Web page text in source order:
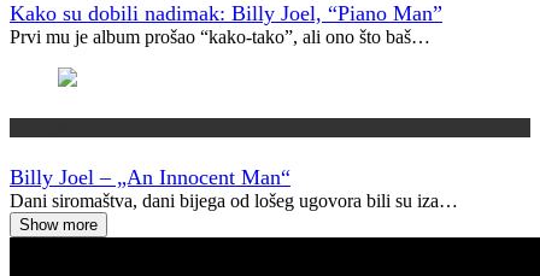
Kako su dobili nadimak: Billy Joel, “Piano Man”
Prvi mu je album prošao “kako-tako”, ali ono što baš…
Billy Joel – „An Innocent Man“
Dani siromaštva, dani bijega od lošeg ugovora bili su iza…
Show more